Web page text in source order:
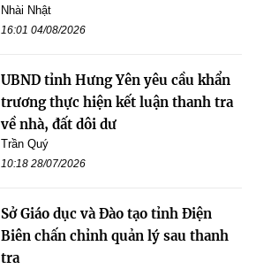
Nhài Nhật
16:01 04/08/2026
UBND tỉnh Hưng Yên yêu cầu khẩn
trương thực hiện kết luận thanh tra
về nhà, đất dôi dư
Trần Quý
10:18 28/07/2026
Sở Giáo dục và Đào tạo tỉnh Điện
Biên chấn chỉnh quản lý sau thanh
tra